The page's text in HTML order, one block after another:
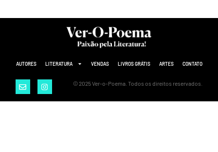
AUTORES LITERATURA VENDAS LIVROS GRÁTIS ARTES CONTATO
© 2025 Ver-o-Poema. Todos os direitos reservados.